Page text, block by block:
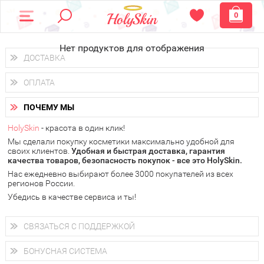
0
Нет продуктов для отображения
ДОСТАВКА
Доставка осуществляетсяпо всем городам России.
Вы можете выбрать доставку курьером, Почтой России или
получить заказ в пунктах выдачи PickPoint или пункте
самовывоза.
В 20 городах России доставка осуществляется ужена
следующий день.
у Вас всегда есть возможность получитьбесплатную
доставку от HolySkin.
подробнее об условиях доставки и оплаты в Вашем городе
ОПЛАТА
Вы можете оплатить свой заказ любым удобным способом:
наличными деньгами (
через интернет-банк (Альфа-банк, Сбербанк) и другими
электронными способами.
ПОЧЕМУ МЫ
HolySkin - красота в один клик!
Мы сделали покупку косметики максимально удобной для
своих клиентов. Удобная и быстрая доставка, гарантия
качества товаров, безопасность покупок - все это HolySkin.
Нас ежедневно выбирают более 3000 покупателей из всех
регионов России.
Убедись в качестве сервиса и ты!
СВЯЗАТЬСЯ С ПОДДЕРЖКОЙ
+7 (800) 707-24-55
Мы будем рады ответить на все Ваши вопросы по работе
магазина, проконсультировать по товарам, рассказать о
БОНУСНАЯ СИСТЕМА